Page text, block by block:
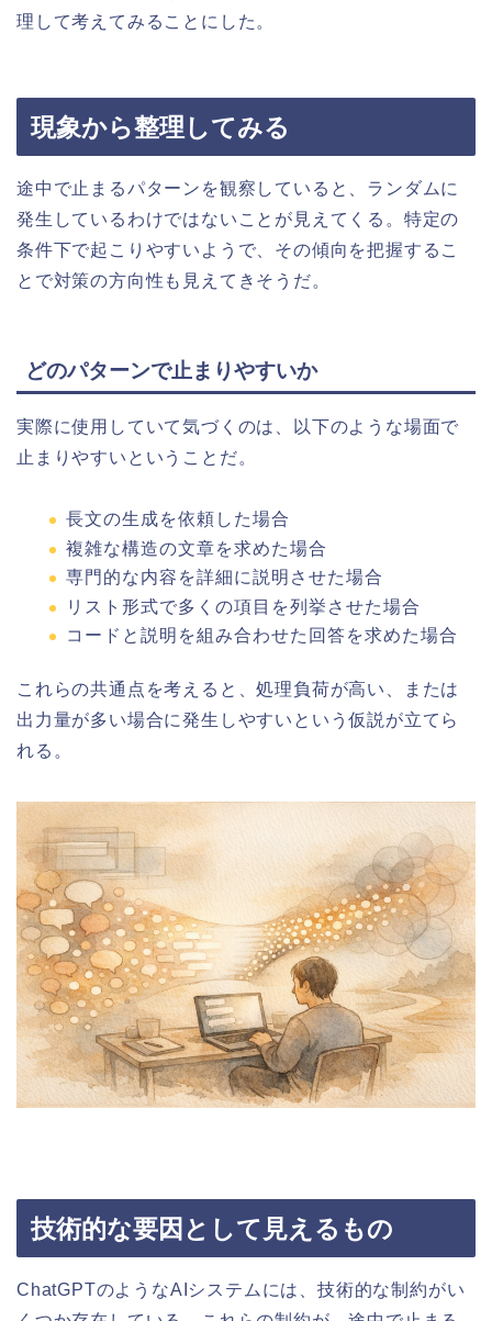
理して考えてみることにした。
現象から整理してみる
途中で止まるパターンを観察していると、ランダムに
発生しているわけではないことが見えてくる。特定の
条件下で起こりやすいようで、その傾向を把握するこ
とで対策の方向性も見えてきそうだ。
どのパターンで止まりやすいか
実際に使用していて気づくのは、以下のような場面で
止まりやすいということだ。
長文の生成を依頼した場合
複雑な構造の文章を求めた場合
専門的な内容を詳細に説明させた場合
リスト形式で多くの項目を列挙させた場合
コードと説明を組み合わせた回答を求めた場合
これらの共通点を考えると、処理負荷が高い、または
出力量が多い場合に発生しやすいという仮説が立てら
れる。
技術的な要因として見えるもの
ChatGPTのようなAIシステムには、技術的な制約がい